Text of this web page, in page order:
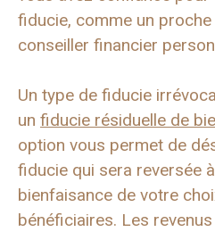
fiducie, comme un
conseiller financier
Un type de fiducie
un fiducie résiduelle de
option vous permet de
fiducie qui sera reversée
bienfaisance de votre
bénéficiaires. Les